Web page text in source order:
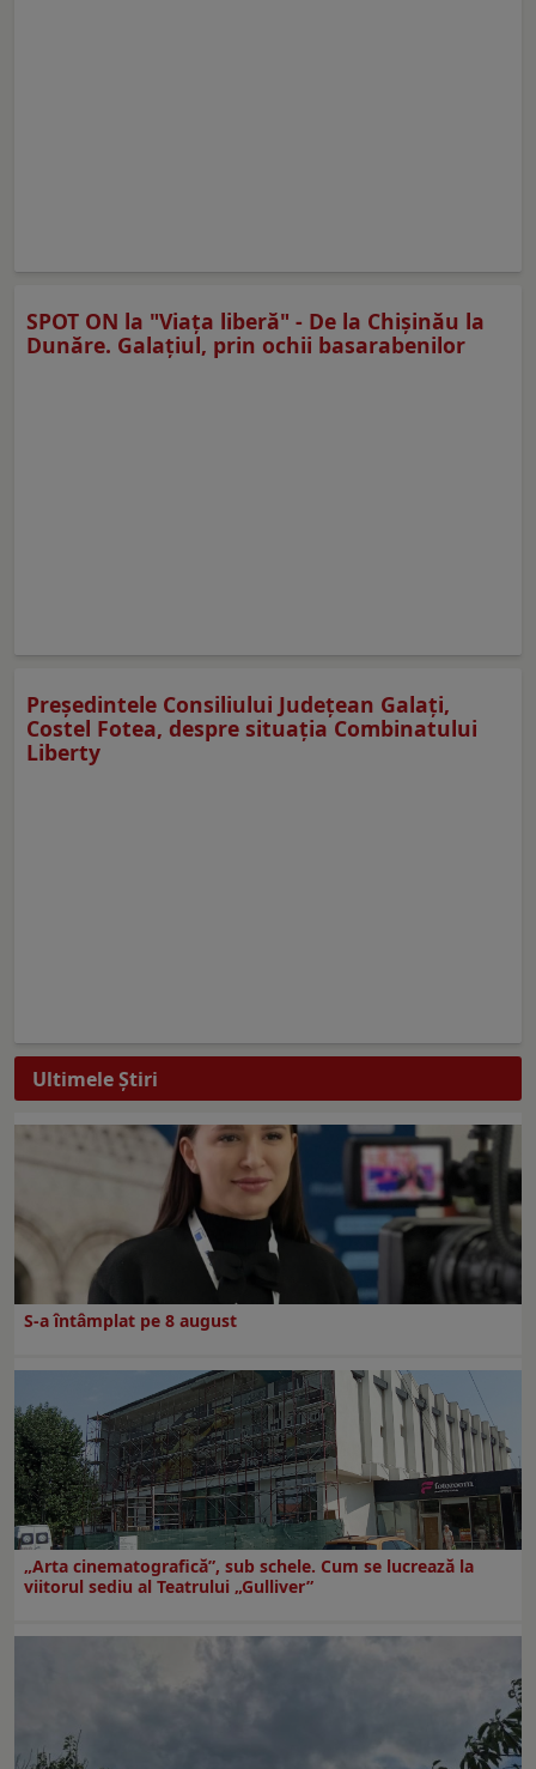
SPOT ON la "Viaţa liberă" - De la Chișinău la
Dunăre. Galațiul, prin ochii basarabenilor
Preşedintele Consiliului Judeţean Galaţi,
Costel Fotea, despre situaţia Combinatului
Liberty
Ultimele Ştiri
S-a întâmplat pe 8 august
„Arta cinematografică”, sub schele. Cum se lucrează la
viitorul sediu al Teatrului „Gulliver”